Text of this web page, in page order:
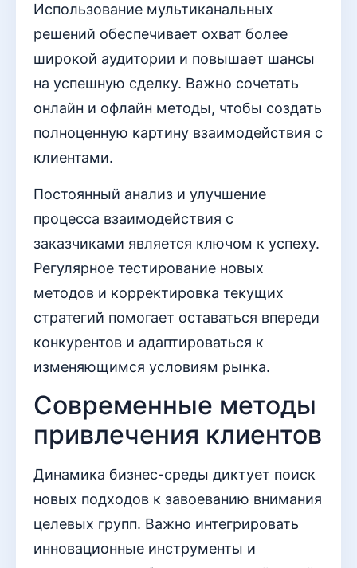
Использование мультиканальных
решений обеспечивает охват более
широкой аудитории и повышает шансы
на успешную сделку. Важно сочетать
онлайн и офлайн методы, чтобы создать
полноценную картину взаимодействия с
клиентами.
Постоянный анализ и улучшение
процесса взаимодействия с
заказчиками является ключом к успеху.
Регулярное тестирование новых
методов и корректировка текущих
стратегий помогает оставаться впереди
конкурентов и адаптироваться к
изменяющимся условиям рынка.
Современные методы
привлечения клиентов
Динамика бизнес-среды диктует поиск
новых подходов к завоеванию внимания
целевых групп. Важно интегрировать
инновационные инструменты и